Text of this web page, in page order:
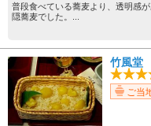
普段食べている蕎麦より、透明感
隠蕎麦でした。...
竹風堂
ご当